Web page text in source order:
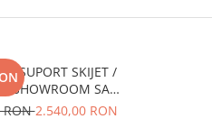
/ SUPORT SKIJET /
- SHOWROOM SAU
43x58x37-
RON2.540,00 RON